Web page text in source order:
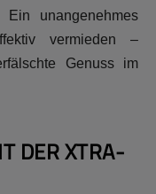
Ein unangenehmes
vermieden –
Genuss im
DER XTRA-